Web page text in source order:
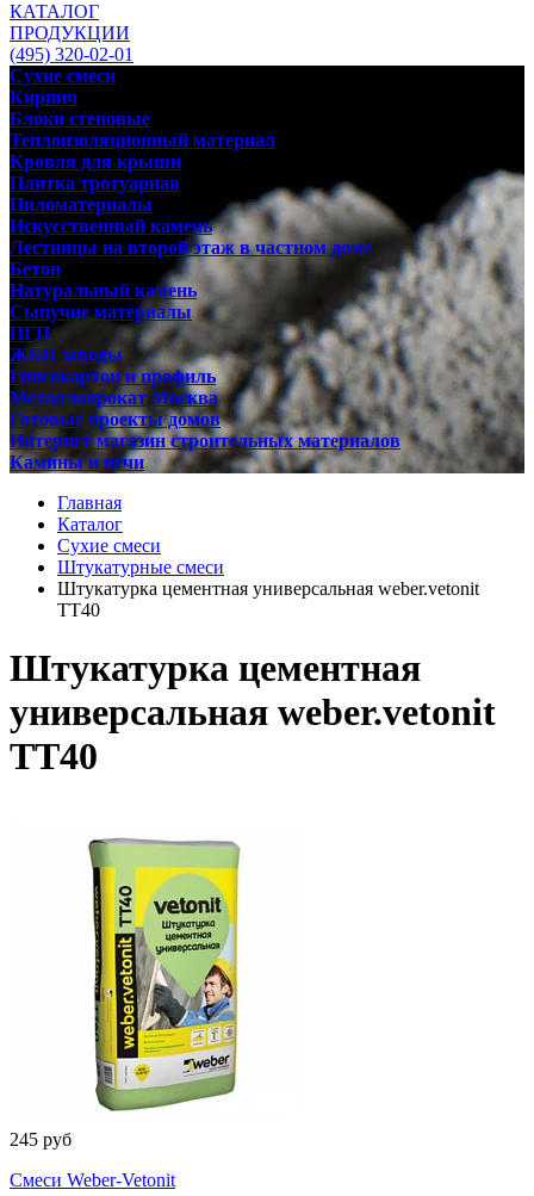
КАТАЛОГ
ПРОДУКЦИИ
(495) 320-02-01
Сухие смеси
Кирпич
Блоки стеновые
Теплоизоляционный материал
Кровля для крыши
Плитка тротуарная
Пиломатериалы
Искусственный камень
Лестницы на второй этаж в частном доме
Бетон
Натуральный камень
Сыпучие материалы
ПГП
ЖБИ заводы
Гипсокартон и профиль
Металлопрокат Москва
Готовые проекты домов
Интернет магазин строительных материалов
Камины и печи
Главная
Каталог
Сухие смеси
Штукатурные смеси
Штукатурка цементная универсальная weber.vetonit
TT40
Штукатурка цементная
универсальная weber.vetonit
TT40
245 руб
Смеси Weber-Vetonit